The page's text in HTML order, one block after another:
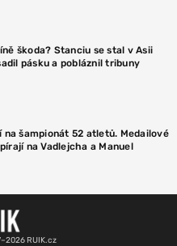
škoda? Stanciu se stal v Asii
pásku a pobláznil tribuny
na šampionát 52 atletů. Medailové
na Vadlejcha a Manuel
RUIK.cz